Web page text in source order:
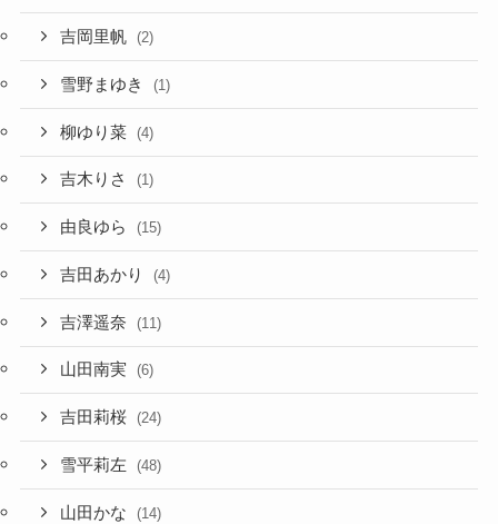
吉岡里帆 (2)
雪野まゆき (1)
柳ゆり菜 (4)
吉木りさ (1)
由良ゆら (15)
吉田あかり (4)
吉澤遥奈 (11)
山田南実 (6)
吉田莉桜 (24)
雪平莉左 (48)
山田かな (14)